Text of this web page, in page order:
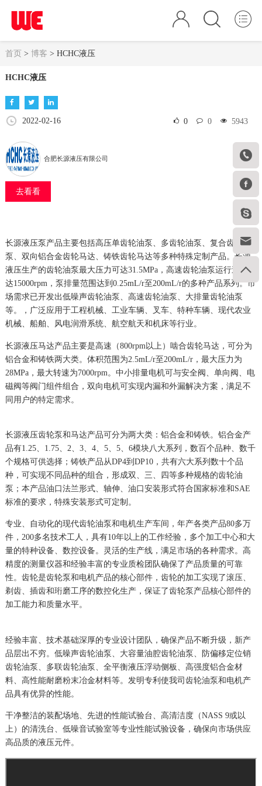





首页> 博客 > HCHC液压
HCHC液压
2022-02-16 0 0 5943
合肥长源液压有限公司
去看看
长源液压泵产品主要包括高压单齿轮油泵、多齿轮油泵、复合齿轮油
泵、双向铝合金齿轮马达、铸铁齿轮马达等多种特殊定制产品。长源
液压生产的齿轮油泵最大压力可达31.5MPa，高速齿轮油泵运行速度可
达15000rpm，泵排量范围达到0.25mL/r至200mL/r的多种产品系列。市
场需求已开发出低噪声齿轮油泵、高速齿轮油泵、大排量齿轮油泵
等。，广泛应用于工程机械、工业车辆、叉车、特种车辆、现代农业
机械、船舶、风电润滑系统、航空航天和机床等行业。
长源液压马达产品主要是高速（800rpm以上）啮合齿轮马达，可分为
铝合金和铸铁两大类。体积范围为2.5mL/r至200mL/r，最大压力为
28MPa，最大转速为7000rpm。中小排量电机可与安全阀、单向阀、电
磁阀等阀门组件组合，双向电机可实现内漏和外漏解决方案，满足不
同用户的特定需求。
长源液压齿轮泵和马达产品可分为两大类：铝合金和铸铁。铝合金产
品有1.25、1.75、2、3、4、5、5、6模块八大系列，数百个品种、数千
个规格可供选择；铸铁产品从DP4到DP10，共有六大系列数十个品
种，可实现不同品种的组合，形成双、三、四等多种规格的齿轮油
泵；本产品油口法兰形式、轴伸、油口安装形式符合国家标准和SAE
标准的要求，特殊安装形式可定制。
专业、自动化的现代齿轮油泵和电机生产车间，年产各类产品80多万
件，200多名技术工人，具有10年以上的工作经验，多个加工中心和大
量的特种设备、数控设备。灵活的生产线，满足市场的各种需求。高
精度的测量仪器和经验丰富的专业质检团队确保了产品质量的可靠
性。齿轮是齿轮泵和电机产品的核心部件，齿轮的加工实现了滚压、
剃齿、插齿和珩磨工序的数控化生产，保证了齿轮泵产品核心部件的
加工能力和质量水平。
经验丰富、技术基础深厚的专业设计团队，确保产品不断升级，新产
品层出不穷。低噪声齿轮油泵、大容量油腔齿轮油泵、防偏移定位销
齿轮油泵、多联齿轮油泵、全平衡液压浮动侧板、高强度铝合金材
料、高性能耐磨粉末冶金材料等。发明专利使我司齿轮油泵和电机产
品具有优异的性能。
干净整洁的装配场地、先进的性能试验台、高清洁度（NASS 9或以
上）的清洗台、低噪音试验室等专业性能试验设备，确保向市场供应
高品质的液压元件。